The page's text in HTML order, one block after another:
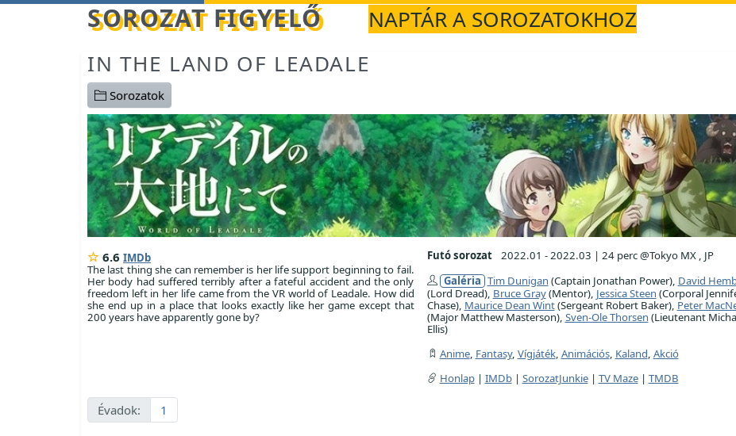
Betöltés... SOROZAT FIGYELŐ
NAPTÁR A SOROZATOKHOZ
IN THE LAND OF LEADALE
Sorozatok
6.6 IMDb
The last thing she can remember is her life support beginning to fail.
Her body had suffered terribly after a fateful accident and the only
freedom left in her life came from the VR world of Leadale. How did
she end up in a place that looks exactly like her game except that
200 years have apparently gone by?
Futó sorozat 2022.01 - 2022.03 | 24 perc @Tokyo MX , JP
Galéria Tim Dunigan (Captain Jonathan Power), David
(Lord Dread), Bruce Gray(Mentor), Jessica Steen (Corporal
Chase), Maurice Dean Wint(Sergeant Robert Baker), Peter
(Major Matthew Masterson), Sven-Ole Thorsen (Lieutenant
Ellis)
Anime, Fantasy, Vígjáték, Animációs, Kaland, Akció
Honlap| IMDb| SorozatJunkie| TV Maze| TMDB
Évadok: 1